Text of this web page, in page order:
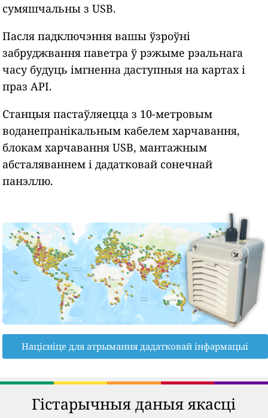
сумяшчальны з USB.
Пасля падключэння вашы ўзроўні
забруджвання паветра ў рэжыме рэальнага
часу будуць імгненна даступныя на картах і
праз API.
Станцыя пастаўляецца з 10-метровым
воданепранікальным кабелем харчавання,
блокам харчавання USB, мантажным
абсталяваннем і дадатковай сонечнай
панэллю.
Націсніце для атрымання дадатковай інфармацыі
Гістарычныя даныя якасці